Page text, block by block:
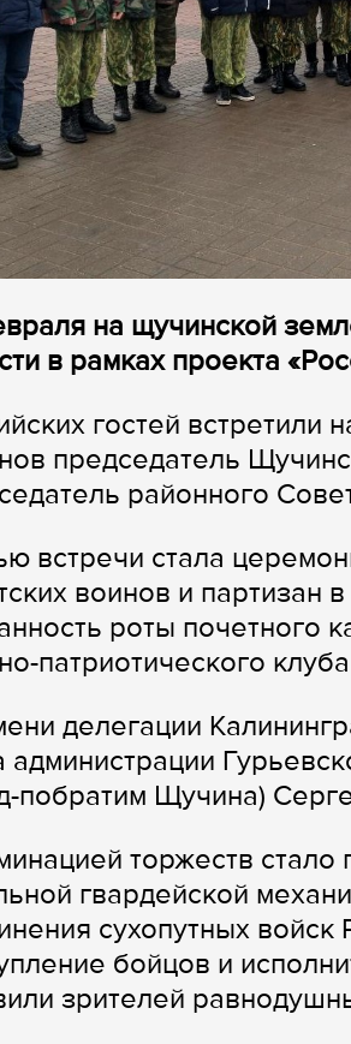
на щучинской
в рамках проекта
гостей встретили
председатель
районного
встречи стала
воинов и партизан
роты почетного
патриотического
делегации
администрации
побратим Щучина)
торжеств
гвардейской
сухопутных
бойцов и
зрителей